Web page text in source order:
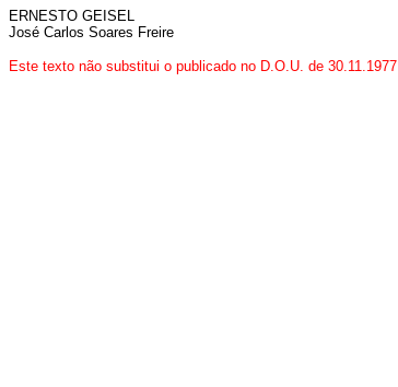
ERNESTO GEISEL
José Carlos Soares Freire
Este texto não substitui o publicado no D.O.U. de 30.11.1977